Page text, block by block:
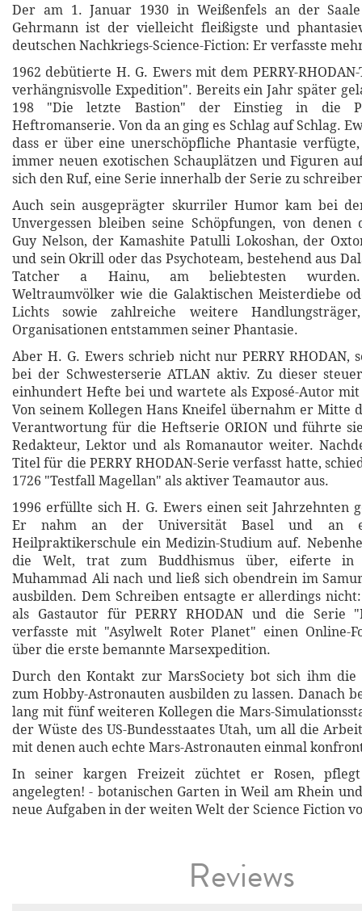
Der am 1. Januar 1930 in Weißenfels an der
Gehrmann ist der vielleicht fleißigste und
deutschen Nachkriegs-Science-Fiction: Er verfasste
1962 debütierte H. G. Ewers mit dem PERRY-
verhängnisvolle Expedition". Bereits ein Jahr später
198 "Die letzte Bastion" der Einstieg in die
Heftromanserie. Von da an ging es Schlag auf Schlag.
dass er über eine unerschöpfliche Phantasie
immer neuen exotischen Schauplätzen und Figuren
sich den Ruf, eine Serie innerhalb der Serie zu
Auch sein ausgeprägter skurriler Humor kam bei
Unvergessen bleiben seine Schöpfungen, von denen
Guy Nelson, der Kamashite Patulli Lokoshan, der
und sein Okrill oder das Psychoteam, bestehend aus
Tatcher a Hainu, am beliebtesten wurden.
Weltraumvölker wie die Galaktischen Meisterdiebe
Lichts sowie zahlreiche weitere
Organisationen entstammen seiner Phantasie.
Aber H. G. Ewers schrieb nicht nur PERRY RHODAN,
bei der Schwesterserie ATLAN aktiv. Zu dieser
einhundert Hefte bei und wartete als Exposé-Autor
Von seinem Kollegen Hans Kneifel übernahm er Mitte
Verantwortung für die Heftserie ORION und führte sie
Redakteur, Lektor und als Romanautor weiter.
Titel für die PERRY RHODAN-Serie verfasst hatte,
1726 "Testfall Magellan" als aktiver Teamautor aus.
1996 erfüllte sich H. G. Ewers einen seit Jahrzehnten
Er nahm an der Universität Basel und an
Heilpraktikerschule ein Medizin-Studium auf.
die Welt, trat zum Buddhismus über, eiferte in
Muhammad Ali nach und ließ sich obendrein im
ausbilden. Dem Schreiben entsagte er allerdings
als Gastautor für PERRY RHODAN und die Serie
verfasste mit "Asylwelt Roter Planet" einen Online-
über die erste bemannte Marsexpedition.
Durch den Kontakt zur MarsSociety bot sich ihm die
zum Hobby-Astronauten ausbilden zu lassen. Danach
lang mit fünf weiteren Kollegen die Mars-
der Wüste des US-Bundesstaates Utah, um all die
mit denen auch echte Mars-Astronauten einmal
In seiner kargen Freizeit züchtet er Rosen,
angelegten! - botanischen Garten in Weil am Rhein
neue Aufgaben in der weiten Welt der Science Fiction
Reviews